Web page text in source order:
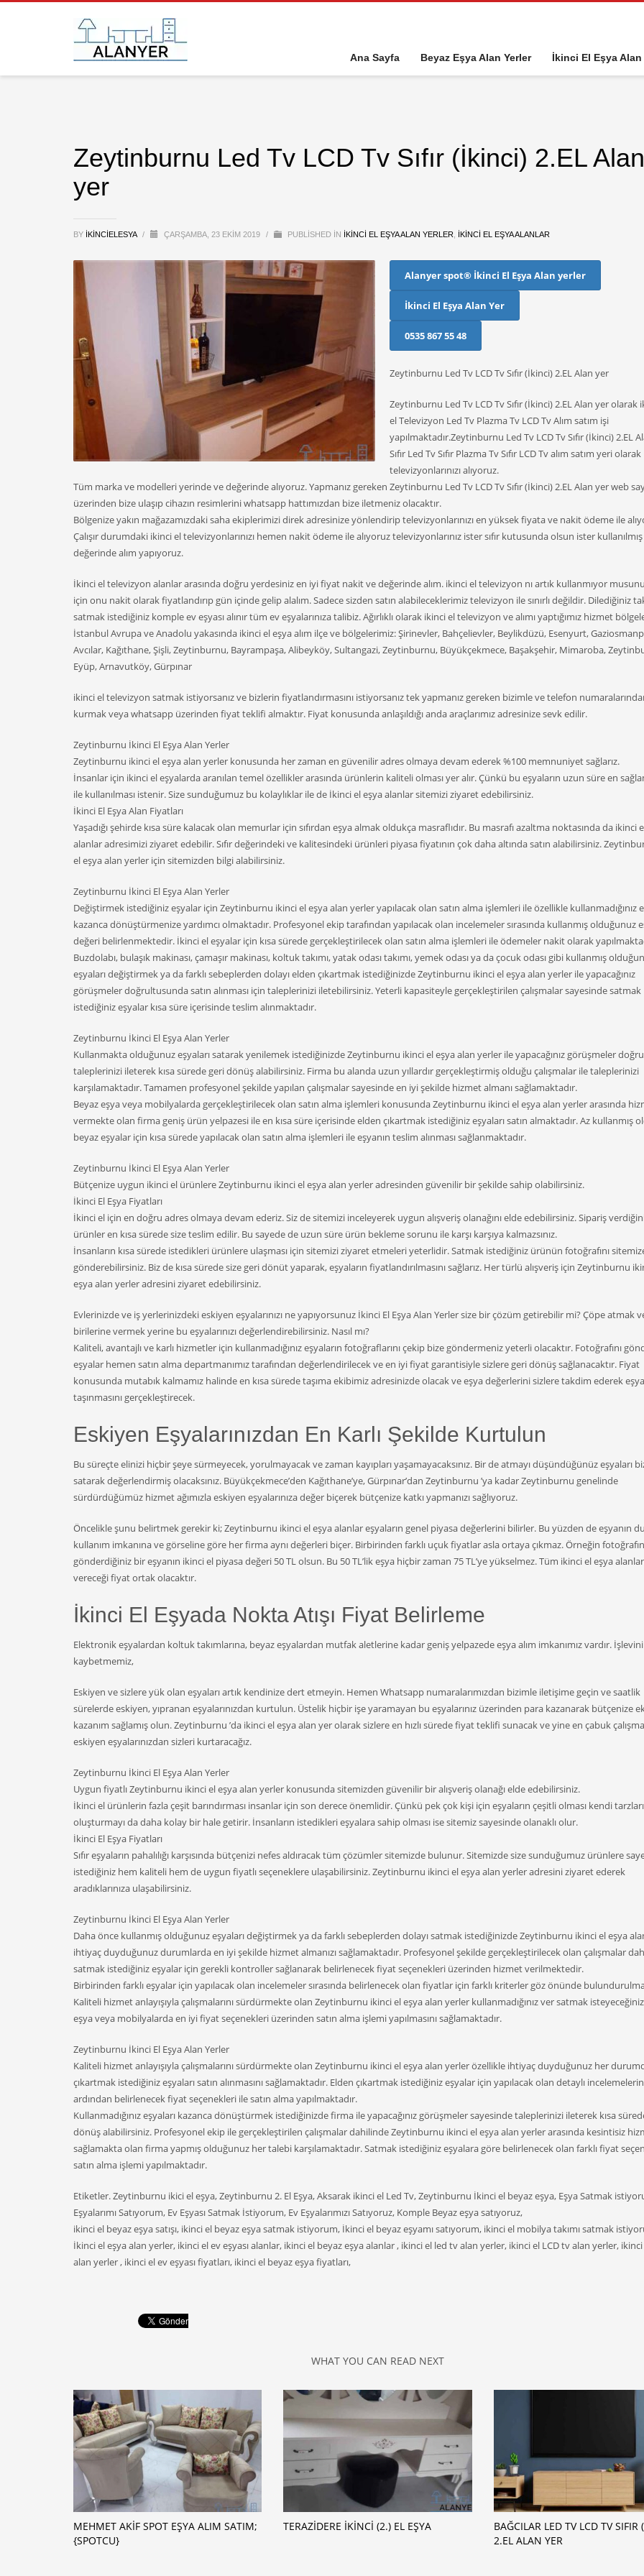
Ana Sayfa Beyaz Eşya Alan Yerler İkinci El Eşya Alan
Zeytinburnu Led Tv LCD Tv Sıfır (İkinci) 2.EL Alan
yer
BY IKINCIELESYA / ÇARŞAMBA, 23 EKIM 2019 / PUBLISHED IN IKINCI EL EŞYA ALAN YERLER IKINCI EL EŞYA ALANLAR
Alanyer spot® İkinci El Eşya Alan yerler
İkinci El Eşya Alan Yer
0535 867 55 48
Zeytinburnu Led Tv LCD Tv Sıfır (İkinci) 2.EL Alan yer
Zeytinburnu Led Tv LCD Tv Sıfır (İkinci) 2.EL Alan yer olarak
el Televizyon Led Tv Plazma Tv LCD Tv Alım satım işi
yapılmaktadır.Zeytinburnu Led Tv LCD Tv Sıfır (İkinci) 2.EL
Sıfır Led Tv Sıfır Plazma Tv Sıfır LCD Tv alım satım yeri olarak
televizyonlarınızı alıyoruz.
Tüm marka ve modelleri yerinde ve değerinde alıyoruz. Yapmanız gereken Zeytinburnu Led Tv LCD Tv Sıfır (İkinci) 2.EL Alan yer web
üzerinden bize ulaşıp cihazın resimlerini whatsapp hattımızdan bize iletmeniz olacaktır.
Bölgenize yakın mağazamızdaki saha ekiplerimizi direk adresinize yönlendirip televizyonlarınızı en yüksek fiyata ve nakit ödeme ile
Çalışır durumdaki ikinci el televizyonlarınızı hemen nakit ödeme ile alıyoruz televizyonlarınız ister sıfır kutusunda olsun ister
değerinde alım yapıyoruz.
İkinci el televizyon alanlar arasında doğru yerdesiniz en iyi fiyat nakit ve değerinde alım. ikinci el televizyon nı artık kullanmıyor
için onu nakit olarak fiyatlandırıp gün içinde gelip alalım. Sadece sizden satın alabileceklerimiz televizyon ile sınırlı değildir. Dilediğiniz
satmak istediğiniz komple ev eşyası alınır tüm ev eşyalarınıza talibiz. Ağırlıklı olarak ikinci el televizyon ve alımı yaptığımız hizmet
İstanbul Avrupa ve Anadolu yakasında ikinci el eşya alım ilçe ve bölgelerimiz: Şirinevler, Bahçelievler, Beylikdüzü, Esenyurt,
Avcılar, Kağıthane, Şişli, Zeytinburnu, Bayrampaşa, Alibeyköy, Sultangazi, Zeytinburnu, Büyükçekmece, Başakşehir, Mimaroba,
Eyüp, Arnavutköy, Gürpınar
ikinci el televizyon satmak istiyorsanız ve bizlerin fiyatlandırmasını istiyorsanız tek yapmanız gereken bizimle ve telefon
kurmak veya whatsapp üzerinden fiyat teklifi almaktır. Fiyat konusunda anlaşıldığı anda araçlarımız adresinize sevk edilir.
Zeytinburnu İkinci El Eşya Alan Yerler
Zeytinburnu ikinci el eşya alan yerler konusunda her zaman en güvenilir adres olmaya devam ederek %100 memnuniyet sağlarız.
İnsanlar için ikinci el eşyalarda aranılan temel özellikler arasında ürünlerin kaliteli olması yer alır. Çünkü bu eşyaların uzun süre en
ile kullanılması istenir. Size sunduğumuz bu kolaylıklar ile de İkinci el eşya alanlar sitemizi ziyaret edebilirsiniz.
İkinci El Eşya Alan Fiyatları
Yaşadığı şehirde kısa süre kalacak olan memurlar için sıfırdan eşya almak oldukça masraflıdır. Bu masrafı azaltma noktasında da ikinci
alanlar adresimizi ziyaret edebilir. Sıfır değerindeki ve kalitesindeki ürünleri piyasa fiyatının çok daha altında satın alabilirsiniz.
el eşya alan yerler için sitemizden bilgi alabilirsiniz.
Zeytinburnu İkinci El Eşya Alan Yerler
Değiştirmek istediğiniz eşyalar için Zeytinburnu ikinci el eşya alan yerler yapılacak olan satın alma işlemleri ile özellikle kullanmadığınız
kazanca dönüştürmenize yardımcı olmaktadır. Profesyonel ekip tarafından yapılacak olan incelemeler sırasında kullanmış olduğunuz
değeri belirlenmektedir. İkinci el eşyalar için kısa sürede gerçekleştirilecek olan satın alma işlemleri ile ödemeler nakit olarak
Buzdolabı, bulaşık makinası, çamaşır makinası, koltuk takımı, yatak odası takımı, yemek odası ya da çocuk odası gibi kullanmış
eşyaları değiştirmek ya da farklı sebeplerden dolayı elden çıkartmak istediğinizde Zeytinburnu ikinci el eşya alan yerler ile yapacağınız
görüşmeler doğrultusunda satın alınması için taleplerinizi iletebilirsiniz. Yeterli kapasiteyle gerçekleştirilen çalışmalar sayesinde satmak
istediğiniz eşyalar kısa süre içerisinde teslim alınmaktadır.
Zeytinburnu İkinci El Eşya Alan Yerler
Kullanmakta olduğunuz eşyaları satarak yenilemek istediğinizde Zeytinburnu ikinci el eşya alan yerler ile yapacağınız görüşmeler
taleplerinizi ileterek kısa sürede geri dönüş alabilirsiniz. Firma bu alanda uzun yıllardır gerçekleştirmiş olduğu çalışmalar ile taleplerinizi
karşılamaktadır. Tamamen profesyonel şekilde yapılan çalışmalar sayesinde en iyi şekilde hizmet almanı sağlamaktadır.
Beyaz eşya veya mobilyalarda gerçekleştirilecek olan satın alma işlemleri konusunda Zeytinburnu ikinci el eşya alan yerler arasında
vermekte olan firma geniş ürün yelpazesi ile en kısa süre içerisinde elden çıkartmak istediğiniz eşyaları satın almaktadır. Az kullanmış
beyaz eşyalar için kısa sürede yapılacak olan satın alma işlemleri ile eşyanın teslim alınması sağlanmaktadır.
Zeytinburnu İkinci El Eşya Alan Yerler
Bütçenize uygun ikinci el ürünlere Zeytinburnu ikinci el eşya alan yerler adresinden güvenilir bir şekilde sahip olabilirsiniz.
İkinci El Eşya Fiyatları
İkinci el için en doğru adres olmaya devam ederiz. Siz de sitemizi inceleyerek uygun alışveriş olanağını elde edebilirsiniz. Sipariş
ürünler en kısa sürede size teslim edilir. Bu sayede de uzun süre ürün bekleme sorunu ile karşı karşıya kalmazsınız.
İnsanların kısa sürede istedikleri ürünlere ulaşması için sitemizi ziyaret etmeleri yeterlidir. Satmak istediğiniz ürünün fotoğrafını
gönderebilirsiniz. Biz de kısa sürede size geri dönüt yaparak, eşyaların fiyatlandırılmasını sağlarız. Her türlü alışveriş için Zeytinburnu
eşya alan yerler adresini ziyaret edebilirsiniz.
Evlerinizde ve iş yerlerinizdeki eskiyen eşyalarınızı ne yapıyorsunuz İkinci El Eşya Alan Yerler size bir çözüm getirebilir mi? Çöpe atmak
birilerine vermek yerine bu eşyalarınızı değerlendirebilirsiniz. Nasıl mı?
Kaliteli, avantajlı ve karlı hizmetler için kullanmadığınız eşyaların fotoğraflarını çekip bize göndermeniz yeterli olacaktır. Fotoğrafını
eşyalar hemen satın alma departmanımız tarafından değerlendirilecek ve en iyi fiyat garantisiyle sizlere geri dönüş sağlanacaktır. Fiyat
konusunda mutabık kalmamız halinde en kısa sürede taşıma ekibimiz adresinizde olacak ve eşya değerlerini sizlere takdim ederek
taşınmasını gerçekleştirecek.
Eskiyen Eşyalarınızdan En Karlı Şekilde Kurtulun
Bu süreçte elinizi hiçbir şeye sürmeyecek, yorulmayacak ve zaman kayıpları yaşamayacaksınız. Bir de atmayı düşündüğünüz eşyaları
satarak değerlendirmiş olacaksınız. Büyükçekmece’den Kağıthane’ye, Gürpınar’dan Zeytinburnu ’ya kadar Zeytinburnu genelinde
sürdürdüğümüz hizmet ağımızla eskiyen eşyalarınıza değer biçerek bütçenize katkı yapmanızı sağlıyoruz.
Öncelikle şunu belirtmek gerekir ki; Zeytinburnu ikinci el eşya alanlar eşyaların genel piyasa değerlerini bilirler. Bu yüzden de eşyanın
kullanım imkanına ve görseline göre her firma aynı değerleri biçer. Birbirinden farklı uçuk fiyatlar asla ortaya çıkmaz. Örneğin
gönderdiğiniz bir eşyanın ikinci el piyasa değeri 50 TL olsun. Bu 50 TL’lik eşya hiçbir zaman 75 TL’ye yükselmez. Tüm ikinci el eşya
vereceği fiyat ortak olacaktır.
İkinci El Eşyada Nokta Atışı Fiyat Belirleme
Elektronik eşyalardan koltuk takımlarına, beyaz eşyalardan mutfak aletlerine kadar geniş yelpazede eşya alım imkanımız vardır. İşlevini
kaybetmemiz,
Eskiyen ve sizlere yük olan eşyaları artık kendinize dert etmeyin. Hemen Whatsapp numaralarımızdan bizimle iletişime geçin ve saatlik
sürelerde eskiyen, yıpranan eşyalarınızdan kurtulun. Üstelik hiçbir işe yaramayan bu eşyalarınız üzerinden para kazanarak bütçenize
kazanım sağlamış olun. Zeytinburnu ’da ikinci el eşya alan yer olarak sizlere en hızlı sürede fiyat teklifi sunacak ve yine en çabuk
eskiyen eşyalarınızdan sizleri kurtaracağız.
Zeytinburnu İkinci El Eşya Alan Yerler
Uygun fiyatlı Zeytinburnu ikinci el eşya alan yerler konusunda sitemizden güvenilir bir alışveriş olanağı elde edebilirsiniz.
İkinci el ürünlerin fazla çeşit barındırması insanlar için son derece önemlidir. Çünkü pek çok kişi için eşyaların çeşitli olması kendi
oluşturmayı da daha kolay bir hale getirir. İnsanların istedikleri eşyalara sahip olması ise sitemiz sayesinde olanaklı olur.
İkinci El Eşya Fiyatları
Sıfır eşyaların pahalılığı karşısında bütçenizi nefes aldıracak tüm çözümler sitemizde bulunur. Sitemizde size sunduğumuz ürünlere
istediğiniz hem kaliteli hem de uygun fiyatlı seçeneklere ulaşabilirsiniz. Zeytinburnu ikinci el eşya alan yerler adresini ziyaret ederek
aradıklarınıza ulaşabilirsiniz.
Zeytinburnu İkinci El Eşya Alan Yerler
Daha önce kullanmış olduğunuz eşyaları değiştirmek ya da farklı sebeplerden dolayı satmak istediğinizde Zeytinburnu ikinci el eşya
ihtiyaç duyduğunuz durumlarda en iyi şekilde hizmet almanızı sağlamaktadır. Profesyonel şekilde gerçekleştirilecek olan çalışmalar
satmak istediğiniz eşyalar için gerekli kontroller sağlanarak belirlenecek fiyat seçenekleri üzerinden hizmet verilmektedir.
Birbirinden farklı eşyalar için yapılacak olan incelemeler sırasında belirlenecek olan fiyatlar için farklı kriterler göz önünde
Kaliteli hizmet anlayışıyla çalışmalarını sürdürmekte olan Zeytinburnu ikinci el eşya alan yerler kullanmadığınız ver satmak
eşya veya mobilyalarda en iyi fiyat seçenekleri üzerinden satın alma işlemi yapılmasını sağlamaktadır.
Zeytinburnu İkinci El Eşya Alan Yerler
Kaliteli hizmet anlayışıyla çalışmalarını sürdürmekte olan Zeytinburnu ikinci el eşya alan yerler özellikle ihtiyaç duyduğunuz her
çıkartmak istediğiniz eşyaları satın alınmasını sağlamaktadır. Elden çıkartmak istediğiniz eşyalar için yapılacak olan detaylı incelemelerin
ardından belirlenecek fiyat seçenekleri ile satın alma yapılmaktadır.
Kullanmadığınız eşyaları kazanca dönüştürmek istediğinizde firma ile yapacağınız görüşmeler sayesinde taleplerinizi ileterek kısa
dönüş alabilirsiniz. Profesyonel ekip ile gerçekleştirilen çalışmalar dahilinde Zeytinburnu ikinci el eşya alan yerler arasında kesintisiz
sağlamakta olan firma yapmış olduğunuz her talebi karşılamaktadır. Satmak istediğiniz eşyalara göre belirlenecek olan farklı fiyat
satın alma işlemi yapılmaktadır.
Etiketler. Zeytinburnu ikici el eşya, Zeytinburnu 2. El Eşya, Aksarak ikinci el Led Tv, Zeytinburnu İkinci el beyaz eşya, Eşya Satmak
Eşyalarımı Satıyorum, Ev Eşyası Satmak İstiyorum, Ev Eşyalarımızı Satıyoruz, Komple Beyaz eşya satıyoruz,
ikinci el beyaz eşya satışı, ikinci el beyaz eşya satmak istiyorum, İkinci el beyaz eşyamı satıyorum, ikinci el mobilya takımı satmak
İkinci el eşya alan yerler, ikinci el ev eşyası alanlar, ikinci el beyaz eşya alanlar , ikinci el led tv alan yerler, ikinci el LCD tv alan yerler,
alan yerler , ikinci el ev eşyası fiyatları, ikinci el beyaz eşya fiyatları,
WHAT YOU CAN READ NEXT
MEHMET AKIF SPOT EŞYA ALIM SATIM;
{SPOTCU}
TERAZIDERE İKINCI (2.) EL EŞYA
BAĞCILAR LED TV LCD TV SIFIR
2.EL ALAN YER